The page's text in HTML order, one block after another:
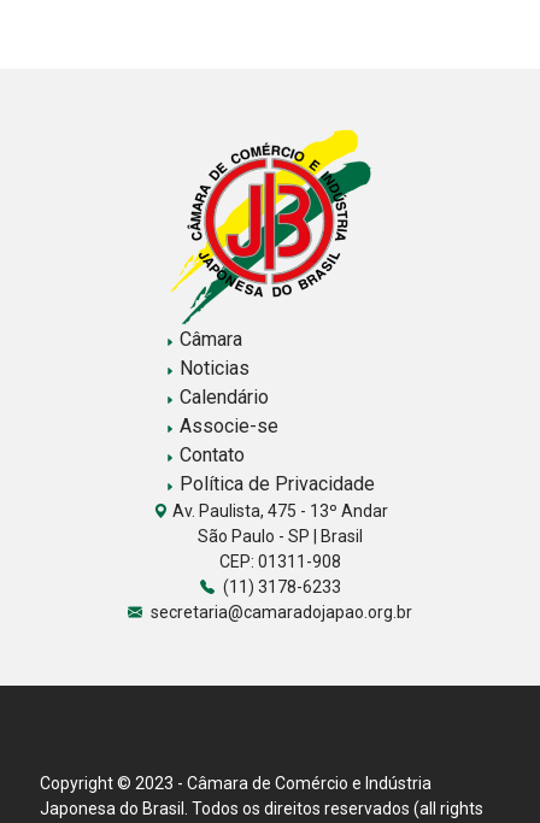
Câmara
Noticias
Calendário
Associe-se
Contato
Política de Privacidade
Av. Paulista, 475 - 13º Andar
São Paulo - SP | Brasil
CEP: 01311-908
(11) 3178-6233
secretaria@camaradojapao.org.br
Copyright © 2023 - Câmara de Comércio e Indústria
Japonesa do Brasil. Todos os direitos reservados (all rights